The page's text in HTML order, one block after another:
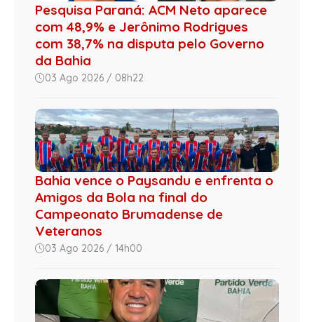
Pesquisa Paraná: ACM Neto aparece
com 48,9% e Jerônimo Rodrigues
com 38,7% na disputa pelo Governo
da Bahia
03 Ago 2026 / 08h22
Bahia vence o Paysandu e enfrenta o
Amigos da Bola na final do
Campeonato Brumadense de
Veteranos
03 Ago 2026 / 14h00